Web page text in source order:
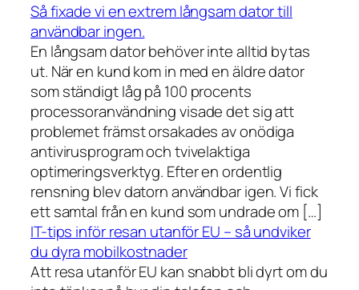
Så fixade vi en extrem långsam dator till
användbar ingen.
En långsam dator behöver inte alltid bytas
ut. När en kund kom in med en äldre dator
som ständigt låg på 100 procents
processoranvändning visade det sig att
problemet främst orsakades av onödiga
antivirusprogram och tvivelaktiga
optimeringsverktyg. Efter en ordentlig
rensning blev datorn användbar igen. Vi fick
ett samtal från en kund som undrade om […]
IT-tips inför resan utanför EU – så undviker
du dyra mobilkostnader
Att resa utanför EU kan snabbt bli dyrt om du